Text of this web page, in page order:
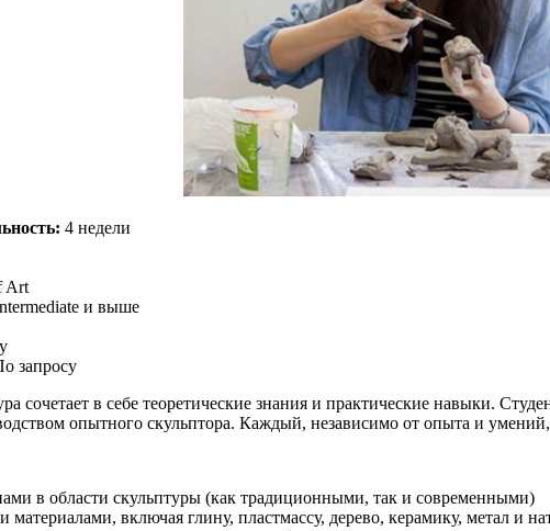
4 недели
Art
и выше
запросу
сочетает в себе теоретические знания и практические навыки.
опытного скульптора. Каждый, независимо от опыта и
в области скульптуры (как традиционными, так и современными)
материалами, включая глину, пластмассу, дерево, керамику, метал и